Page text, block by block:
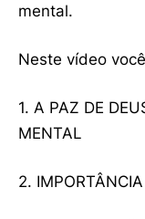
mental.
Neste vídeo
1. A PAZ DE
MENTAL
2.